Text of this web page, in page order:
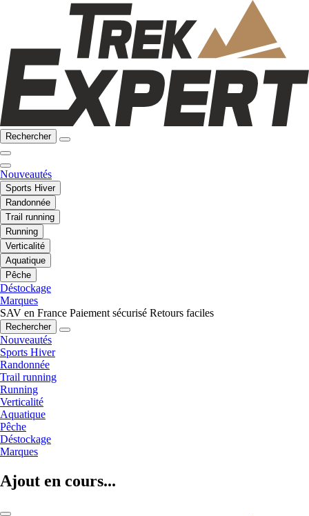
Rechercher
Nouveautés
Sports Hiver
Randonnée
Trail running
Running
Verticalité
Aquatique
Pêche
Déstockage
Marques
SAV en France Paiement sécurisé Retours faciles
Rechercher
Nouveautés
Sports Hiver
Randonnée
Trail running
Running
Verticalité
Aquatique
Pêche
Déstockage
Marques
Ajout en cours...